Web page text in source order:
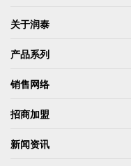
关于润泰
产品系列
销售网络
招商加盟
新闻资讯